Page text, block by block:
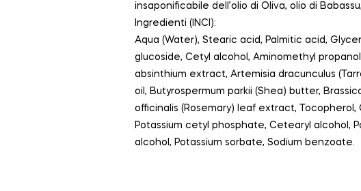
insaponificabile dell’olio di Oliva, olio di
Ingredienti (INCI):
Aqua (Water), Stearic acid, Palmitic acid,
glucoside, Cetyl alcohol, Aminomethyl
absinthium extract, Artemisia dracunculus
oil, Butyrospermum parkii (Shea) butter,
officinalis (Rosemary) leaf extract, Tocopherol,
Potassium cetyl phosphate, Cetearyl alcohol,
alcohol, Potassium sorbate, Sodium benzoate.